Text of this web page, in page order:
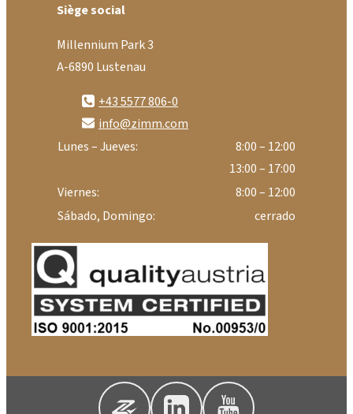
Siège social
Millennium Park 3
A-6890 Lustenau
+43 5577 806-0
info@zimm.com
Lunes – Jueves:
8:00 – 12:00
13:00 – 17:00
Viernes:
8:00 – 12:00
Sábado, Domingo:
cerrado